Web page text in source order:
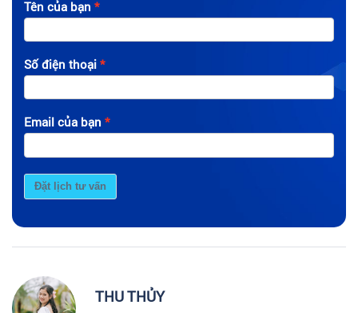
Tên của bạn
Số điện thoại
Email của bạn
Đặt lịch tư vấn
THU THỦY